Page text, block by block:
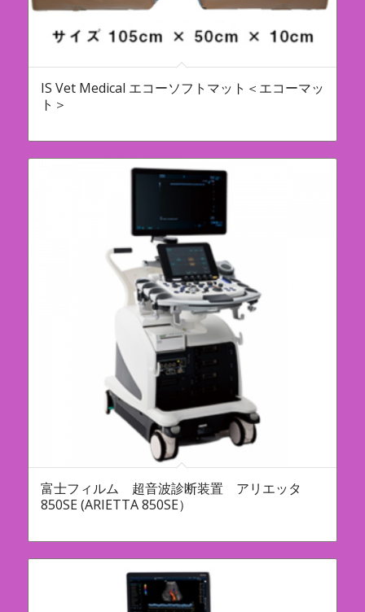
IS Vet Medical エコーソフトマット＜エコーマッ
ト＞
富士フィルム 超音波診断装置 アリエッタ
850SE (ARIETTA 850SE）